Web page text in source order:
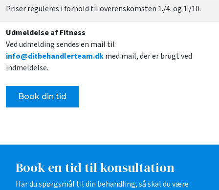
Priser reguleres i forhold til overenskomsten 1./4. og 1./10.
Udmeldelse af Fitness
Ved udmelding sendes en mail til
info@ditbehandlerteam.dkmed mail, der er brugt ved
indmeldelse.
Book din tid
Book en tid til konsultation
Har du spørgsmål til din behandling, så skal du være